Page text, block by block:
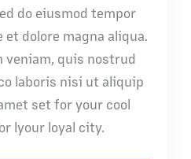
do eiusmod tempor
dolore magna aliqua.
veniam, quis nostrud
laboris nisi ut aliquip
set for your cool
lyour loyal city.